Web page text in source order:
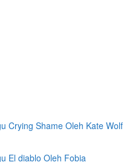
Crying Shame Oleh Kate Wolf
El diablo Oleh Fobia